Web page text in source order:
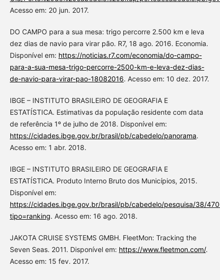
Acesso em: 20 jun. 2017.
DO CAMPO para a sua mesa: trigo percorre 2.500 km e leva
dez dias de navio para virar pão. R7, 18 ago. 2016. Economia.
Disponível em: https://noticias.r7.com/economia/do-campo-
para-a-sua-mesa-trigo-percorre-2500-km-e-leva-dez-dias-
de-navio-para-virar-pao-18082016. Acesso em: 10 dez. 2017.
IBGE – INSTITUTO BRASILEIRO DE GEOGRAFIA E
ESTATÍSTICA. Estimativas da população residente com data
de referência 1º de julho de 2018. Disponível em:
https://cidades.ibge.gov.br/brasil/pb/cabedelo/panorama.
Acesso em: 1 abr. 2018.
IBGE – INSTITUTO BRASILEIRO DE GEOGRAFIA E
ESTATÍSTICA. Produto Interno Bruto dos Municípios, 2015.
Disponível em:
https://cidades.ibge.gov.br/brasil/pb/cabedelo/pesquisa/38/
tipo=ranking. Acesso em: 16 ago. 2018.
JAKOTA CRUISE SYSTEMS GMBH. FleetMon: Tracking the
Seven Seas. 2011. Disponível em: https://www.fleetmon.com/.
Acesso em: 15 fev. 2017.